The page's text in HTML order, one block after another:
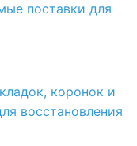
поставки для
коронок и
восстановления